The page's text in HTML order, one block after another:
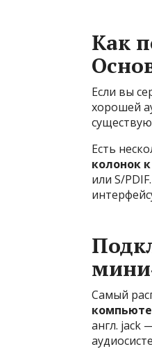
Как
Если вы
хорошей
Есть
колонок
или S/
Самый
англ. jack